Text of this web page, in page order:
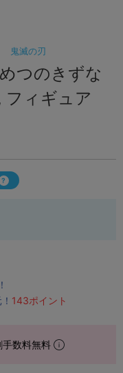
鬼滅の刃
つのきずな
フィギュア
143ポイント
数料無料